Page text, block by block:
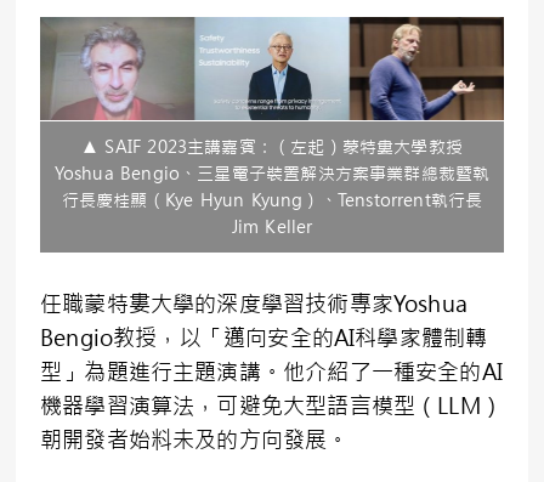
▲ SAIF 2023主講嘉賓：（左起）蒙特婁大學教授
Yoshua Bengio、三星電子裝置解決方案事業群總裁暨執
行長慶桂顯（Kye Hyun Kyung）、Tenstorrent執行長
Jim Keller
任職蒙特婁大學的深度學習技術專家Yoshua
Bengio教授，以「邁向安全的AI科學家體制轉
型」為題進行主題演講。他介紹了一種安全的AI
機器學習演算法，可避免大型語言模型（LLM）
朝開發者始料未及的方向發展。